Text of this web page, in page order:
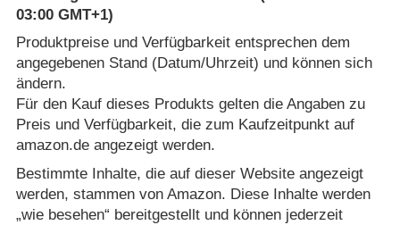
03:00 GMT+1)
Produktpreise und Verfügbarkeit entsprechen dem
angegebenen Stand (Datum/Uhrzeit) und können sich
ändern.
Für den Kauf dieses Produkts gelten die Angaben zu
Preis und Verfügbarkeit, die zum Kaufzeitpunkt auf
amazon.de angezeigt werden.
Bestimmte Inhalte, die auf dieser Website angezeigt
werden, stammen von Amazon. Diese Inhalte werden
„wie besehen“ bereitgestellt und können jederzeit